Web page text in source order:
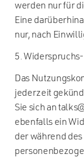
werden nur für
Eine
nur, nach
5.
Das
jederzeit
Sie sich an
ebenfalls ein
der während